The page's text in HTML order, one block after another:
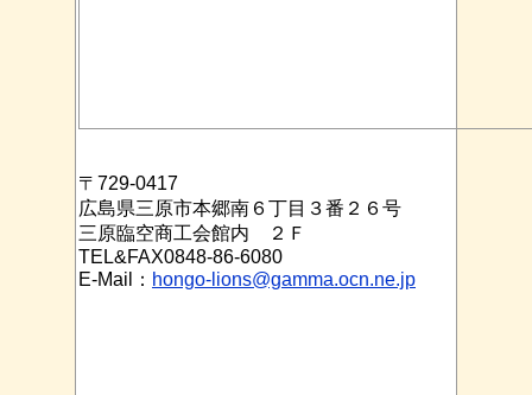
〒729-0417
広島県三原市本郷南６丁目３番２６号
三原臨空商工会館内 ２Ｆ
TEL&FAX0848-86-6080
E-Mail： hongo-lions@gamma.ocn.ne.jp